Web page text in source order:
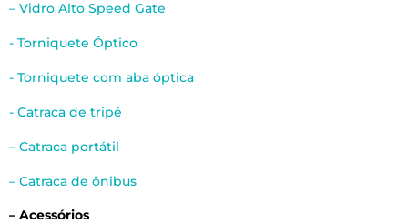
– Vidro Alto Speed Gate
- Torniquete Óptico
- Torniquete com aba óptica
- Catraca de tripé
– Catraca portátil
– Catraca de ônibus
– Acessórios